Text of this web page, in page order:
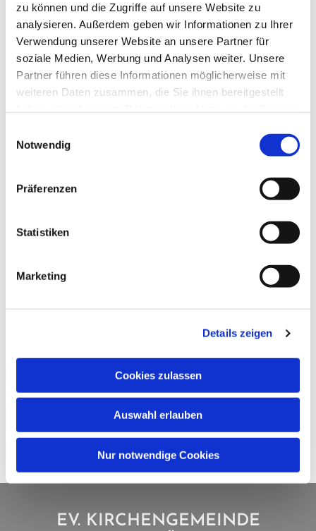
zu können und die Zugriffe auf unsere Website zu
analysieren. Außerdem geben wir Informationen zu Ihrer
Verwendung unserer Website an unsere Partner für
soziale Medien, Werbung und Analysen weiter. Unsere
Partner führen diese Informationen möglicherweise mit
weiteren Daten zusammen, die Sie ihnen bereitgestellt
Notwendig
Präferenzen
Statistiken
Marketing
Details zeigen
Cookies zulassen
Auswahl erlauben
Nur notwendige Cookies
Dies könnte Sie auch
interessieren
EV. KIRCHENGEMEINDE